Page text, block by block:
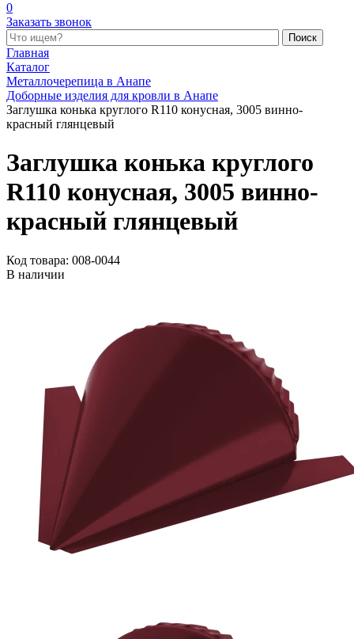
0
Заказать звонок
Поиск по каталогу
Главная
Каталог
Металлочерепица в Анапе
Доборные изделия для кровли в Анапе
Заглушка конька круглого R110 конусная, 3005 винно-
красный глянцевый
Заглушка конька круглого
R110 конусная, 3005 винно-
красный глянцевый
Код товара: 008-0044
В наличии